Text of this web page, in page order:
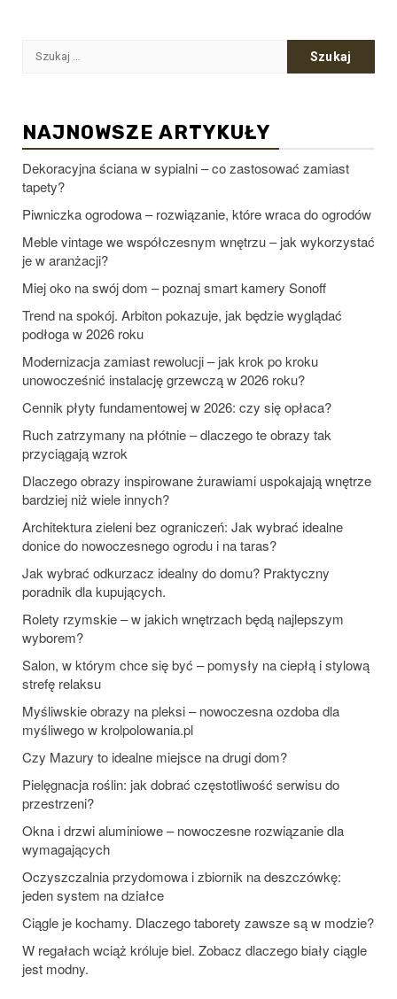
Szukaj:
NAJNOWSZE ARTYKUŁY
Dekoracyjna ściana w sypialni – co zastosować zamiast
tapety?
Piwniczka ogrodowa – rozwiązanie, które wraca do ogrodów
Meble vintage we współczesnym wnętrzu – jak wykorzystać
je w aranżacji?
Miej oko na swój dom – poznaj smart kamery Sonoff
Trend na spokój. Arbiton pokazuje, jak będzie wyglądać
podłoga w 2026 roku
Modernizacja zamiast rewolucji – jak krok po kroku
unowocześnić instalację grzewczą w 2026 roku?
Cennik płyty fundamentowej w 2026: czy się opłaca?
Ruch zatrzymany na płótnie – dlaczego te obrazy tak
przyciągają wzrok
Dlaczego obrazy inspirowane żurawiami uspokajają wnętrze
bardziej niż wiele innych?
Architektura zieleni bez ograniczeń: Jak wybrać idealne
donice do nowoczesnego ogrodu i na taras?
Jak wybrać odkurzacz idealny do domu? Praktyczny
poradnik dla kupujących.
Rolety rzymskie – w jakich wnętrzach będą najlepszym
wyborem?
Salon, w którym chce się być – pomysły na ciepłą i stylową
strefę relaksu
Myśliwskie obrazy na pleksi – nowoczesna ozdoba dla
myśliwego w krolpolowania.pl
Czy Mazury to idealne miejsce na drugi dom?
Pielęgnacja roślin: jak dobrać częstotliwość serwisu do
przestrzeni?
Okna i drzwi aluminiowe – nowoczesne rozwiązanie dla
wymagających
Oczyszczalnia przydomowa i zbiornik na deszczówkę:
jeden system na działce
Ciągle je kochamy. Dlaczego taborety zawsze są w modzie?
W regałach wciąż króluje biel. Zobacz dlaczego biały ciągle
jest modny.